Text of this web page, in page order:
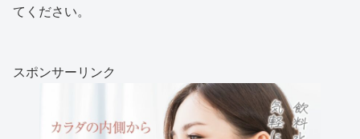
てください。
スポンサーリンク